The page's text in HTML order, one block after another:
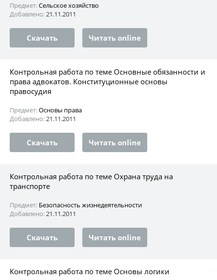
Предмет:Сельское хозяйство
Добавлено:21.11.2011
Скачать Читать online
Контрольная работа по теме Основные обязанности и
права адвокатов. Конституционные основы
правосудия
Предмет:Основы права
Добавлено:21.11.2011
Скачать Читать online
Контрольная работа по теме Охрана труда на
транспорте
Предмет: Безопасность жизнедеятельности
Добавлено:21.11.2011
Скачать Читать online
Контрольная работа по теме Основы логики